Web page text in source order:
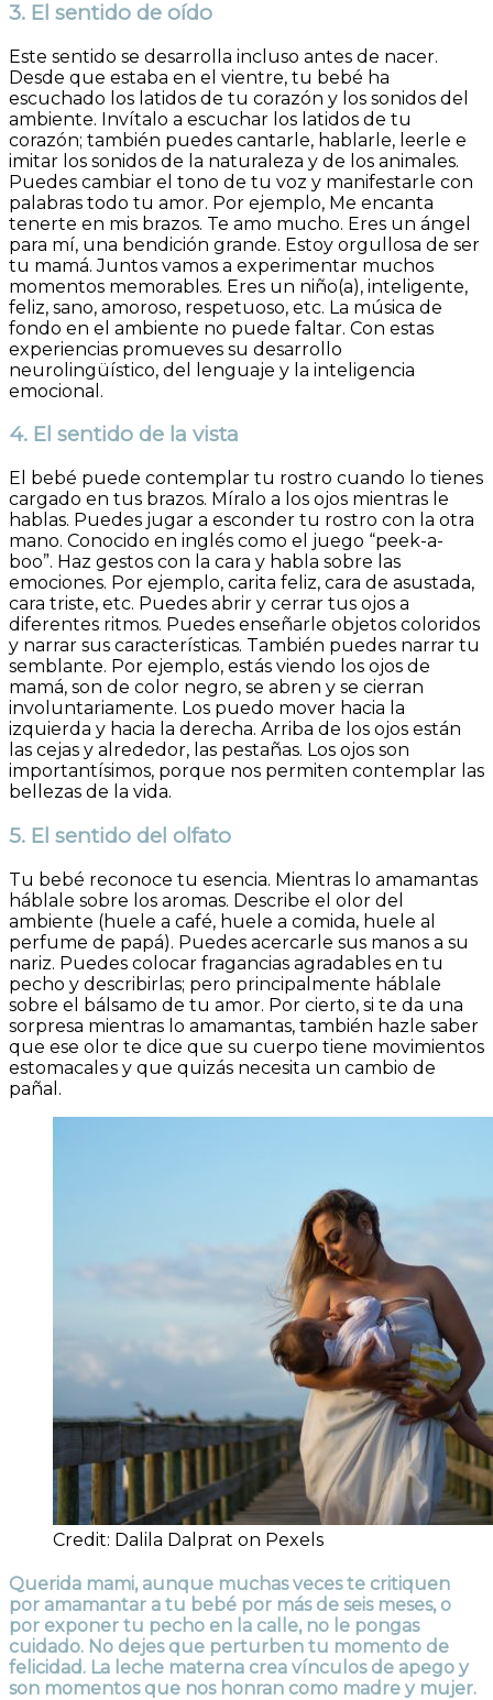
3. El sentido de oído
Este sentido se desarrolla incluso antes de nacer.
Desde que estaba en el vientre, tu bebé ha
escuchado los latidos de tu corazón y los sonidos del
ambiente. Invítalo a escuchar los latidos de tu
corazón; también puedes cantarle, hablarle, leerle e
imitar los sonidos de la naturaleza y de los animales.
Puedes cambiar el tono de tu voz y manifestarle con
palabras todo tu amor. Por ejemplo, Me encanta
tenerte en mis brazos. Te amo mucho. Eres un ángel
para mí, una bendición grande. Estoy orgullosa de ser
tu mamá. Juntos vamos a experimentar muchos
momentos memorables. Eres un niño(a), inteligente,
feliz, sano, amoroso, respetuoso, etc. La música de
fondo en el ambiente no puede faltar. Con estas
experiencias promueves su desarrollo
neurolingüístico, del lenguaje y la inteligencia
emocional.
4. El sentido de la vista
El bebé puede contemplar tu rostro cuando lo tienes
cargado en tus brazos. Míralo a los ojos mientras le
hablas. Puedes jugar a esconder tu rostro con la otra
mano. Conocido en inglés como el juego “peek-a-
boo”. Haz gestos con la cara y habla sobre las
emociones. Por ejemplo, carita feliz, cara de asustada,
cara triste, etc. Puedes abrir y cerrar tus ojos a
diferentes ritmos. Puedes enseñarle objetos coloridos
y narrar sus características. También puedes narrar tu
semblante. Por ejemplo, estás viendo los ojos de
mamá, son de color negro, se abren y se cierran
involuntariamente. Los puedo mover hacia la
izquierda y hacia la derecha. Arriba de los ojos están
las cejas y alrededor, las pestañas. Los ojos son
importantísimos, porque nos permiten contemplar las
bellezas de la vida.
5. El sentido del olfato
Tu bebé reconoce tu esencia. Mientras lo amamantas
háblale sobre los aromas. Describe el olor del
ambiente (huele a café, huele a comida, huele al
perfume de papá). Puedes acercarle sus manos a su
nariz. Puedes colocar fragancias agradables en tu
pecho y describirlas; pero principalmente háblale
sobre el bálsamo de tu amor. Por cierto, si te da una
sorpresa mientras lo amamantas, también hazle saber
que ese olor te dice que su cuerpo tiene movimientos
estomacales y que quizás necesita un cambio de
pañal.
Credit: Dalila Dalprat on Pexels
Querida mami, aunque muchas veces te critiquen
por amamantar a tu bebé por más de seis meses, o
por exponer tu pecho en la calle, no le pongas
cuidado. No dejes que perturben tu momento de
felicidad. La leche materna crea vínculos de apego y
son momentos que nos honran como madre y mujer.